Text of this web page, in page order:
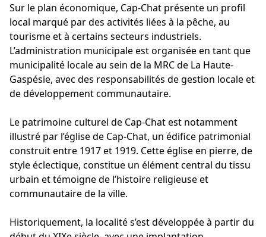
Sur le plan économique, Cap-Chat présente un profil
local marqué par des activités liées à la pêche, au
tourisme et à certains secteurs industriels.
L’administration municipale est organisée en tant que
municipalité locale au sein de la MRC de La Haute-
Gaspésie, avec des responsabilités de gestion locale et
de développement communautaire.
Le patrimoine culturel de Cap-Chat est notamment
illustré par l’église de Cap-Chat, un édifice patrimonial
construit entre 1917 et 1919. Cette église en pierre, de
style éclectique, constitue un élément central du tissu
urbain et témoigne de l’histoire religieuse et
communautaire de la ville.
Historiquement, la localité s’est développée à partir du